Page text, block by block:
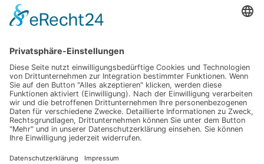
Grundschule Carl Orff
Lortzingweg 8
0871 / 96 58 58 50
0871 / 96 58 58 590
sekretariat@gs-carl-orff.de
LINKS